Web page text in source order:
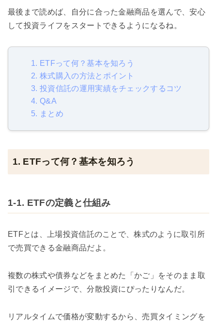
最後まで読めば、自分に合った金融商品を選んで、安心
して投資ライフをスタートできるようになるね。
1. ETFって何？基本を知ろう
2. 株式購入の方法とポイント
3. 投資信託の運用実績をチェックするコツ
4. Q&A
5. まとめ
1. ETFって何？基本を知ろう
1-1. ETFの定義と仕組み
ETFとは、上場投資信託のことで、株式のように取引所
で売買できる金融商品だよ。
複数の株式や債券などをまとめた「かご」をそのまま取
引できるイメージで、分散投資にぴったりなんだ。
リアルタイムで価格が変動するから、売買タイミングを